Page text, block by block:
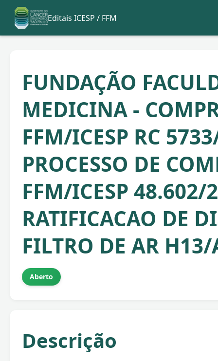
Editais ICESP / FFM
FUNDAÇÃO
MEDICINA -
FFM/ICESP RC
PROCESSO DE
FFM/ICESP 48.602/
RATIFICACAO DE
FILTRO DE AR
Aberto
Descrição